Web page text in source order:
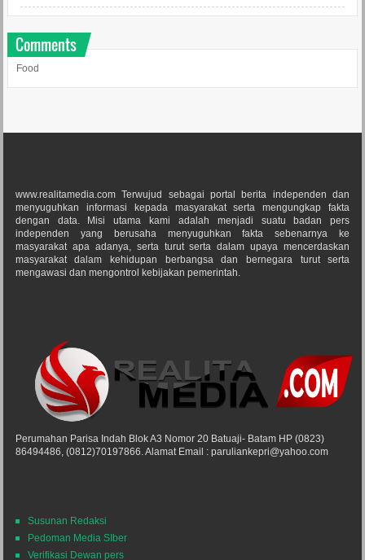
Comments
Food
www.realitamedia.com Terwujud sebagai portal berita independen dan
menyuguhkan informasi kepada masyarakat serta mengungkap fakta
dengan data. Misi utama kami adalah menjadi suatu badan pers
independen yang berusaha menyuguhkan fakta sebenarnya ke
masyarakat apa adanya, serta turut serta dalam upaya mencerdaskan
masyarakat dalam kehidupan berbangsa dan bernegara turut serta
mengawasi dan mengontrol kebijakan pemerintah.
Perumahan Parisa Indah Blok A3 Nomor 20 Batuaji- Batam HP (0823)
86494486, (0812)70197866. Alamat Email : paruliankepri@yahoo.com
Susunan Redaksi
Pedoman Media SIber
Verifikasi Dewan pers